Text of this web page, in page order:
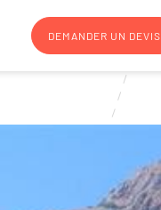
DEMANDER UN DEVIS